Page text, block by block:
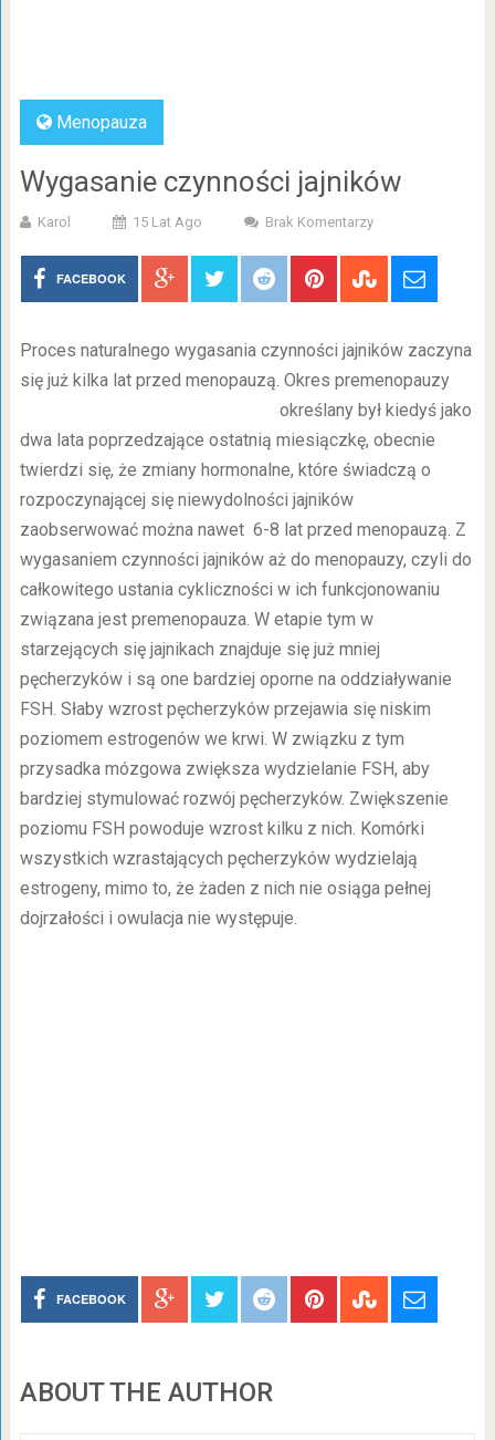
Menopauza
Wygasanie czynności jajników
Karol 15 Lat Ago Brak Komentarzy
FACEBOOK
Proces naturalnego wygasania czynności jajników zaczyna
się już kilka lat przed menopauzą. Okres premenopauzy
określany był kiedyś jako
dwa lata poprzedzające ostatnią miesiączkę, obecnie
twierdzi się, że zmiany hormonalne, które świadczą o
rozpoczynającej się niewydolności jajników
zaobserwować można nawet 6-8 lat przed menopauzą. Z
wygasaniem czynności jajników aż do menopauzy, czyli do
całkowitego ustania cykliczności w ich funkcjonowaniu
związana jest premenopauza. W etapie tym w
starzejących się jajnikach znajduje się już mniej
pęcherzyków i są one bardziej oporne na oddziaływanie
FSH. Słaby wzrost pęcherzyków przejawia się niskim
poziomem estrogenów we krwi. W związku z tym
przysadka mózgowa zwiększa wydzielanie FSH, aby
bardziej stymulować rozwój pęcherzyków. Zwiększenie
poziomu FSH powoduje wzrost kilku z nich. Komórki
wszystkich wzrastających pęcherzyków wydzielają
estrogeny, mimo to, że żaden z nich nie osiąga pełnej
dojrzałości i owulacja nie występuje.
FACEBOOK
ABOUT THE AUTHOR